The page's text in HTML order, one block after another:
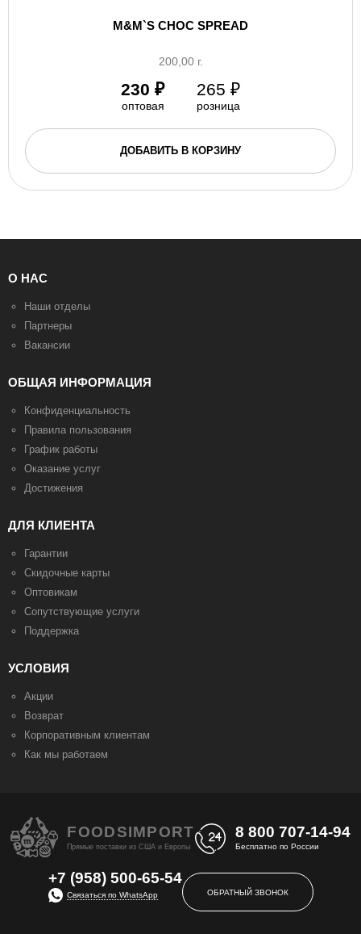
M&M`S CHOC SPREAD
200,00 г.
230 ₽
оптовая
265 ₽
розница
ДОБАВИТЬ В КОРЗИНУ
О НАС
Наши отделы
Партнеры
Вакансии
ОБЩАЯ ИНФОРМАЦИЯ
Конфиденциальность
Правила пользования
График работы
Оказание услуг
Достижения
ДЛЯ КЛИЕНТА
Гарантии
Скидочные карты
Оптовикам
Сопутствующие услуги
Поддержка
УСЛОВИЯ
Акции
Возврат
Корпоративным клиентам
Как мы работаем
FOODSIMPORT
Прямые поставки из США и Европы
8 800 707-14-94
Бесплатно по России
+7 (958) 500-65-54
Связаться по WhatsApp ОБРАТНЫЙ ЗВОНОК